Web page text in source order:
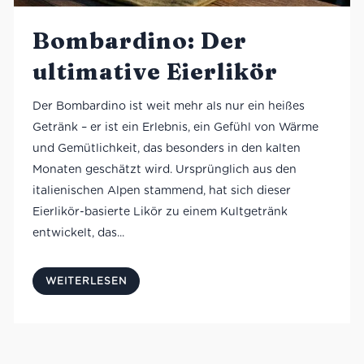
Bombardino: Der
ultimative Eierlikör
Der Bombardino ist weit mehr als nur ein heißes
Getränk – er ist ein Erlebnis, ein Gefühl von Wärme
und Gemütlichkeit, das besonders in den kalten
Monaten geschätzt wird. Ursprünglich aus den
italienischen Alpen stammend, hat sich dieser
Eierlikör-basierte Likör zu einem Kultgetränk
entwickelt, das...
WEITERLESEN